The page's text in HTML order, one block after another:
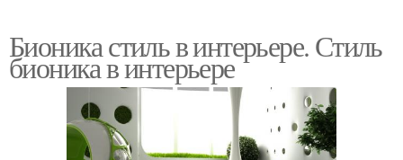
Бионика стиль в интерьере. Стиль
бионика в интерьере